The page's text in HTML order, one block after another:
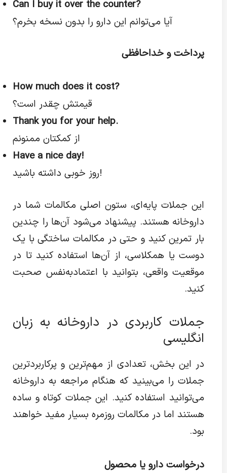
Can I buy it over the counter?
آیا می‌توانم این دارو را بدون نسخه بخرم؟
پرداخت و خداحافظی
How much does it cost?
قیمتش چقدر است؟
Thank you for your help.
از کمکتان ممنونم
Have a nice day!
این جملات پایه‌ای، ستون اصلی مکالمات شما در
داروخانه هستند. پیشنهاد می‌شود آن‌ها را چندین
بار تمرین کنید و حتی در مکالمات ساختگی با یک
دوست یا همکلاسی، از آن‌ها استفاده کنید تا در
موقعیت واقعی، بتوانید با اعتمادبه‌نفس صحبت
کنید.
جملات کاربردی در داروخانه به زبان
انگلیسی
در این بخش، تعدادی از مهم‌ترین و پرکاربردترین
جملات را می‌بینید که هنگام مراجعه به داروخانه
می‌توانید استفاده کنید. این جملات کوتاه و ساده
هستند اما در مکالمات روزمره بسیار مفید خواهند
بود.
درخواست دارو یا محصول